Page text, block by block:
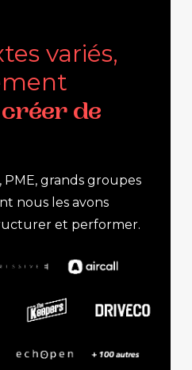
variés,
créer de
PME, grands groupes
nous les avons
et performer.